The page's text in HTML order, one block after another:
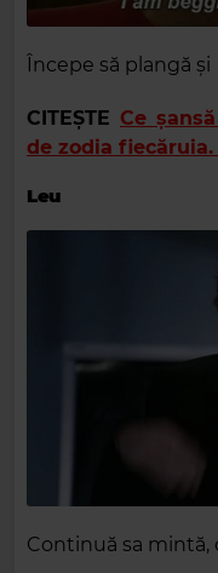
Începe să plangă
CITEȘTE Ce
de zodia
Leu
Continuă sa mintă,